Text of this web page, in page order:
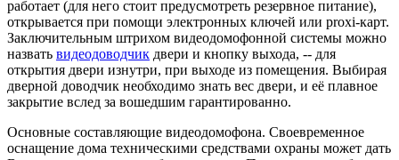
работает (для него стоит предусмотреть резервное питание),
открывается при помощи электронных ключей или proxi-карт.
Заключительным штрихом видеодомофонной системы можно
назвать видеодоводчик двери и кнопку выхода, -- для
открытия двери изнутри, при выходе из помещения. Выбирая
дверной доводчик необходимо знать вес двери, и её плавное
закрытие вслед за вошедшим гарантированно.
Основные составляющие видеодомофона. Своевременное
оснащение дома техническими средствами охраны может дать